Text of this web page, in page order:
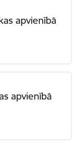
apvienībā
apvienībā